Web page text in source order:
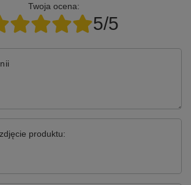
Twoja ocena:
5/5
produktu: